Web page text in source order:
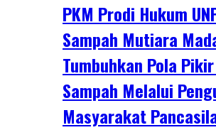
PKM Prodi Hukum
Sampah Mutiara
Tumbuhkan Pola
Sampah Melalui
Masyarakat